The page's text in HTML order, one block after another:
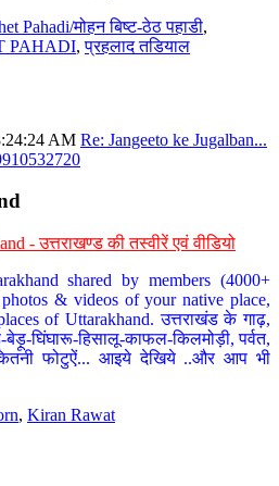
Pahadi/मोहन बिष्ट-ठेठ पहाडी,
PAHADI,प्रहलाद तडियाल
AM Re: Jangeeto ke Jugalban...
- उत्तराखण्ड की तस्वीरें एवं वीडियो
shared by members (4000+
& videos of your native place,
of Uttarakhand. उत्तराखंड के गाढ़,
घिंघारू-हिसालू-काफल-किलमोड़ी, पर्वत,
फोटुऐं... आइये देखिये ..और आप भी
, Kiran Rawat